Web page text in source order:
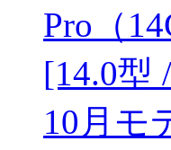
Pro（
[14.0型
10月モ